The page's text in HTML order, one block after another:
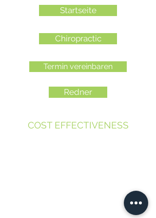
Startseite
Chiropractic
Termin vereinbaren
Redner
COST EFFECTIVENESS